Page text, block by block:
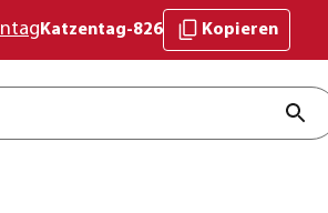
Katzentag-826 Kopieren